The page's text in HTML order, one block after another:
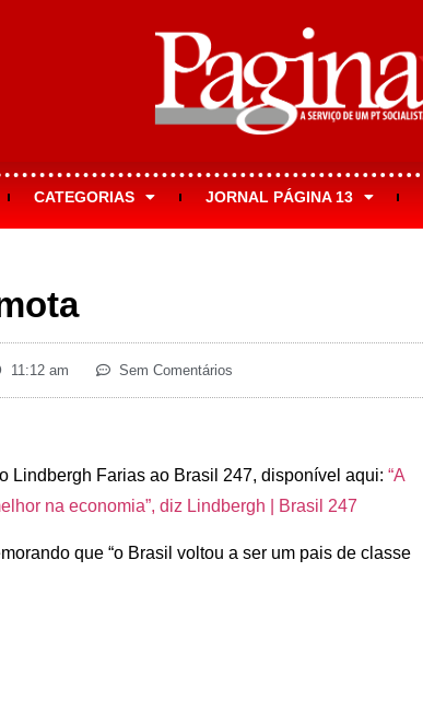
CATEGORIAS JORNAL PÁGINA 13
11:12 am Sem Comentários
Lindbergh Farias ao Brasil 247, disponível aqui: “A
na economia”, diz Lindbergh | Brasil 247
que “o Brasil voltou a ser um pais de classe